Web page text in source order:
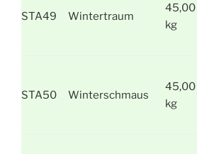
STA49 Wintertraum
kg
STA50 Winterschmaus
kg